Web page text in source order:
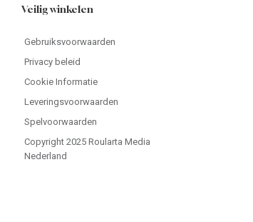
Veilig winkelen
Gebruiksvoorwaarden
Privacy beleid
Cookie Informatie
Leveringsvoorwaarden
Spelvoorwaarden
Copyright 2025 Roularta Media
Nederland